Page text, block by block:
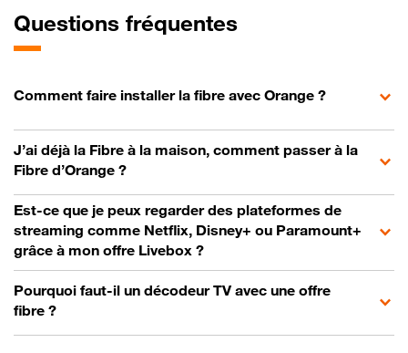
Questions fréquentes
Comment faire installer la fibre avec Orange ?
J’ai déjà la Fibre à la maison, comment passer à la
Fibre d’Orange ?
Est-ce que je peux regarder des plateformes de
streaming comme Netflix, Disney+ ou Paramount+
grâce à mon offre Livebox ?
Pourquoi faut-il un décodeur TV avec une offre
fibre ?